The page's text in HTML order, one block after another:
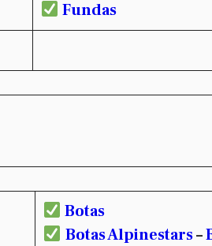
Fundas
Botas
Botas Alpinestars–